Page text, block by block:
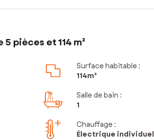
pièces et 114 m²
Surface habitable :
114m²
Salle de bain :
1
Chauffage :
Électrique individuel